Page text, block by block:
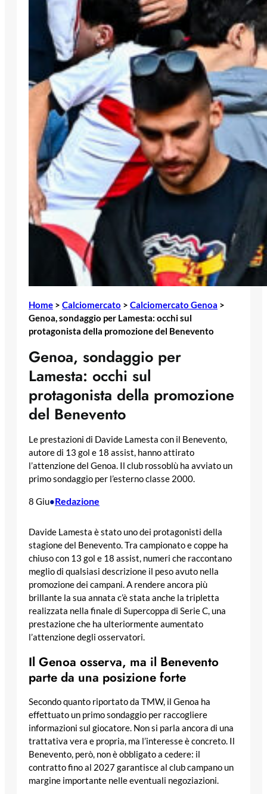
Home > Calciomercato > Calciomercato Genoa >
Genoa, sondaggio per Lamesta: occhi sul
protagonista della promozione del Benevento
Genoa, sondaggio per
Lamesta: occhi sul
protagonista della promozione
del Benevento
Le prestazioni di Davide Lamesta con il Benevento,
autore di 13 gol e 18 assist, hanno attirato
l’attenzione del Genoa. Il club rossoblù ha avviato un
primo sondaggio per l’esterno classe 2000.
8 Giu•Redazione
Davide Lamesta è stato uno dei protagonisti della
stagione del Benevento. Tra campionato e coppe ha
chiuso con 13 gol e 18 assist, numeri che raccontano
meglio di qualsiasi descrizione il peso avuto nella
promozione dei campani. A rendere ancora più
brillante la sua annata c’è stata anche la tripletta
realizzata nella finale di Supercoppa di Serie C, una
prestazione che ha ulteriormente aumentato
l’attenzione degli osservatori.
Il Genoa osserva, ma il Benevento
parte da una posizione forte
Secondo quanto riportato da TMW, il Genoa ha
effettuato un primo sondaggio per raccogliere
informazioni sul giocatore. Non si parla ancora di una
trattativa vera e propria, ma l’interesse è concreto. Il
Benevento, però, non è obbligato a cedere: il
contratto fino al 2027 garantisce al club campano un
margine importante nelle eventuali negoziazioni.